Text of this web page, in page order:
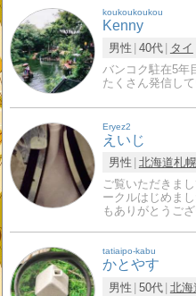
koukoukoukou
Kenny
男性 40代
タイ
バンコク駐在5年
たくさん発信し
Eryez2
えいじ
男性 北海道札
ご覧いただきま
ークルはじめま
もありがとうご
tatiaipo-kabu
かとやす
男性 50代 北海